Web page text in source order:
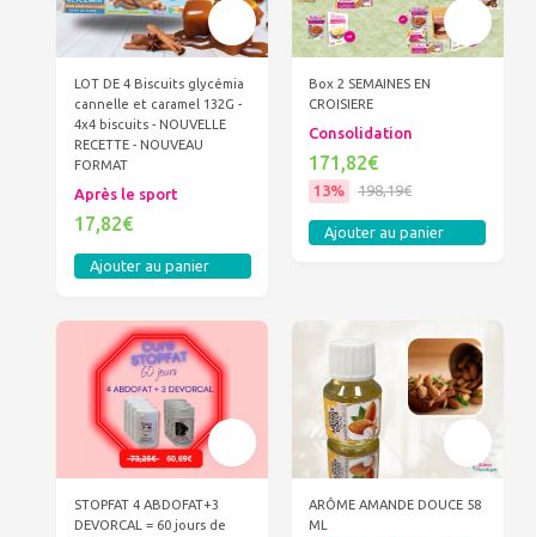
LOT DE 4 Biscuits glycémia
cannelle et caramel 132G -
4x4 biscuits - NOUVELLE
RECETTE - NOUVEAU
FORMAT
Après le sport
17,82€
Ajouter au panier
Box 2 SEMAINES EN
CROISIERE
Consolidation
171,82€
13% 198,19€
Ajouter au panier
STOPFAT 4 ABDOFAT+3
DEVORCAL = 60 jours de
ARÔME AMANDE DOUCE 58
ML